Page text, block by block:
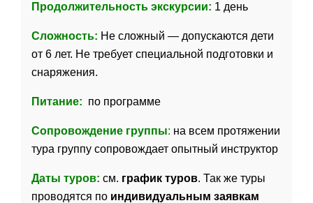
Продолжительность экскурсии: 1 день
Сложность: Не сложный — допускаются дети
от 6 лет. Не требует специальной подготовки и
снаряжения.
Питание: по программе
Сопровождение группы: на всем протяжении
тура группу сопровождает опытный инструктор
Даты туров: см. график туров. Так же туры
проводятся по индивидуальным заявкам